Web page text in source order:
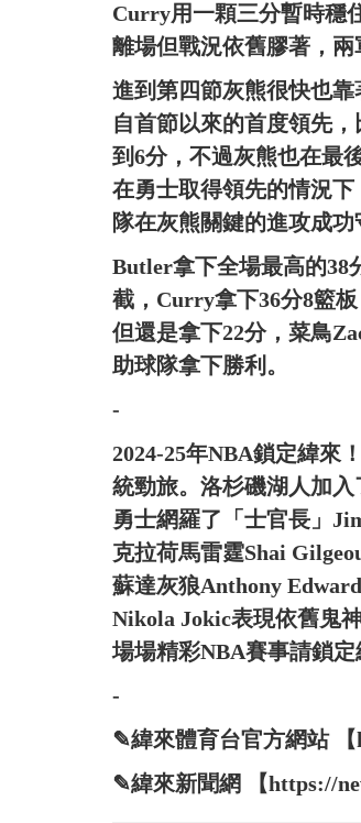
Curry用一顆三分暫時穩
離場但戰況依舊膠著，兩
進到第四節灰熊很快也
自首節以來的首度領先
到6分，不過灰熊也在最
在勇士取得領先的情況
隊在灰熊關鍵的進攻成
Butler拿下全場最高的38
截，Curry拿下36分8籃
但還是拿下22分，菜鳥
助球隊拿下勝利。
-
2024-25年NBA鎖定緯來
統勁旅。洛杉磯湖人加
勇士網羅了「士官長」
克拉荷馬雷霆Shai
蘇達灰狼Anthony
Nikola Jokic表現依舊鬼
場場精彩NBA賽事請鎖定
-
✎緯來體育台官方網站 【
✎緯來新聞網 【https://